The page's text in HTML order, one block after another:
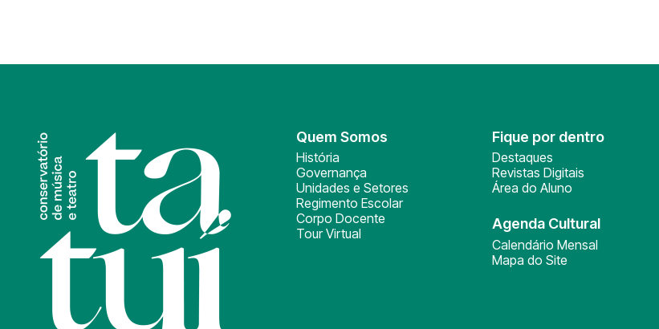
Quem Somos
História
Governança
Unidades e Setores
Regimento Escolar
Corpo Docente
Tour Virtual
Fique por dentro
Destaques
Revistas Digitais
Área do Aluno
Agenda Cultural
Calendário Mensal
Mapa do Site